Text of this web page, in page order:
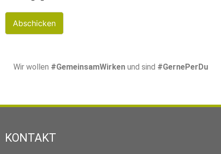
Abschicken
Wir wollen #GemeinsamWirkenund sind #GernePerDu
KONTAKT